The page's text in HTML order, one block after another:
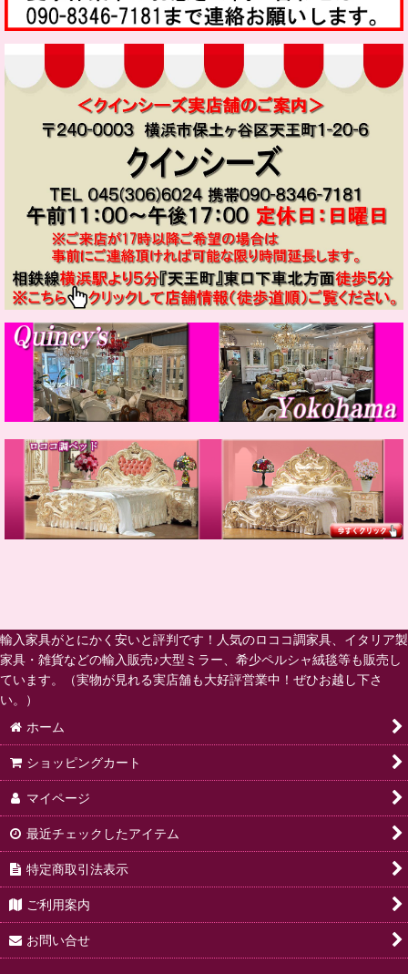
輸入家具がとにかく安いと評判です！人気のロココ調家具、イタリア製
家具・雑貨などの輸入販売♪大型ミラー、希少ペルシャ絨毯等も販売し
ています。（実物が見れる実店舗も大好評営業中！ぜひお越し下さ
い。）
ホーム
ショッピングカート
マイページ
最近チェックしたアイテム
特定商取引法表示
ご利用案内
お問い合せ